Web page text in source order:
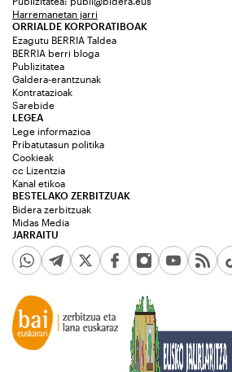
Harremanetan jarri
ORRIALDE KORPORATIBOAK
Ezagutu BERRIA Taldea
BERRIA berri bloga
Publizitatea
Galdera-erantzunak
Kontratazioak
Sarebide
JARRAITU
LEGEA
Lege informazioa
Pribatutasun politika
Cookieak
cc Lizentzia
Kanal etikoa
BESTELAKO ZERBITZUAK
Bidera zerbitzuak
Midas Media